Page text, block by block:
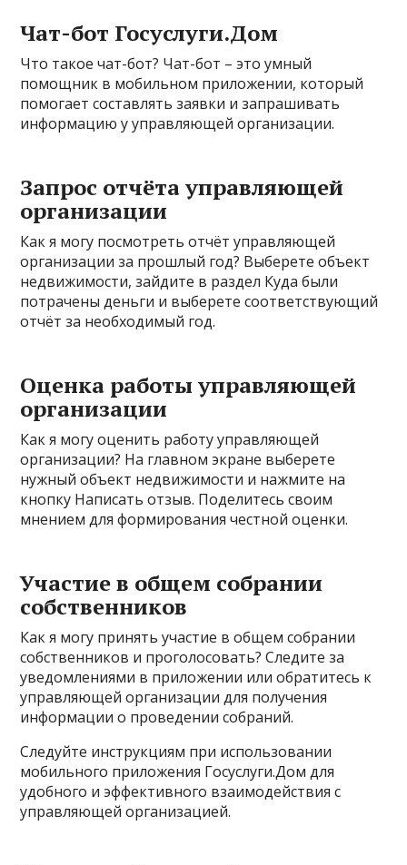
Чат-бот Госуслуги.Дом
Что такое чат-бот? Чат-бот – это умный
помощник в мобильном приложении, который
помогает составлять заявки и запрашивать
информацию у управляющей организации.
Запрос отчёта управляющей
организации
Как я могу посмотреть отчёт управляющей
организации за прошлый год? Выберете объект
недвижимости, зайдите в раздел Куда были
потрачены деньги и выберете соответствующий
отчёт за необходимый год.
Оценка работы управляющей
организации
Как я могу оценить работу управляющей
организации? На главном экране выберете
нужный объект недвижимости и нажмите на
кнопку Написать отзыв. Поделитесь своим
мнением для формирования честной оценки.
Участие в общем собрании
собственников
Как я могу принять участие в общем собрании
собственников и проголосовать? Следите за
уведомлениями в приложении или обратитесь к
управляющей организации для получения
информации о проведении собраний.
Следуйте инструкциям при использовании
мобильного приложения Госуслуги.Дом для
удобного и эффективного взаимодействия с
управляющей организацией.